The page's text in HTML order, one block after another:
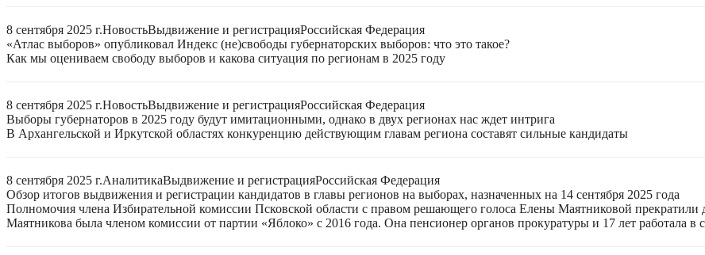
8 сентября 2025 г.НовостьВыдвижение и регистрацияРоссийская Федерация
«Атлас выборов» опубликовал Индекс (не)свободы губернаторских выборов: что это такое?
Как мы оцениваем свободу выборов и какова ситуация по регионам в 2025 году
8 сентября 2025 г.НовостьВыдвижение и регистрацияРоссийская Федерация
Выборы губернаторов в 2025 году будут имитационными, однако в двух регионах нас ждет интрига
В Архангельской и Иркутской областях конкуренцию действующим главам региона составят сильные кандидаты
8 сентября 2025 г.АналитикаВыдвижение и регистрацияРоссийская Федерация
Обзор итогов выдвижения и регистрации кандидатов в главы регионов на выборах, назначенных на 14 сентября 2025 года
Полномочия члена Избирательной комиссии Псковской области с правом решающего голоса Елены Маятниковой прекратили
Маятникова была членом комиссии от партии «Яблоко» с 2016 года. Она пенсионер органов прокуратуры и 17 лет работала в